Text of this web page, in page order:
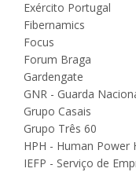
Exército Portugal
Fibernamics
Focus
Forum Braga
Gardengate
GNR - Guarda
Grupo Casais
Grupo Três 60
HPH - Human Power
IEFP - Serviço de